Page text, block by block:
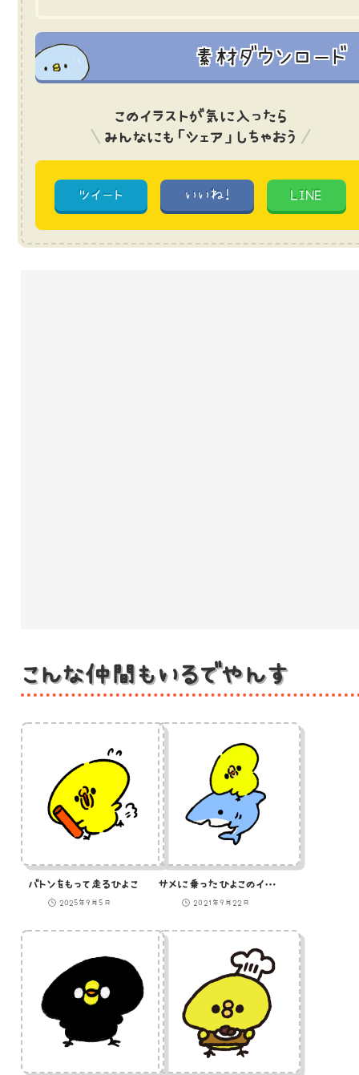
素材ダウンロード
このイラストが気に入ったら
みんなにも「シェア」しちゃおう
ツイート いいね! LINE
こんな仲間もいるでやんす
バトンをもって走るひよこ
2025年9月5日
サメに乗ったひよこのイラスト
2021年9月22日